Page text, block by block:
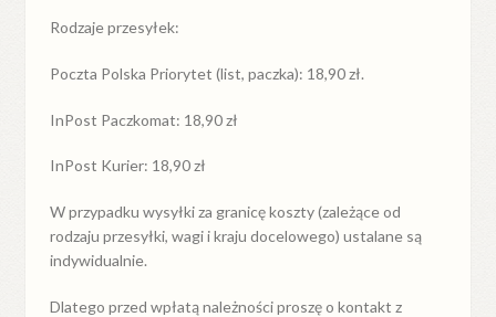
Rodzaje przesyłek:
Poczta Polska Priorytet (list, paczka): 18,90 zł.
InPost Paczkomat: 18,90 zł
InPost Kurier: 18,90 zł
W przypadkuwysyłkiza granicękoszty (zależące od
rodzaju przesyłki, wagi i kraju docelowego) ustalane są
indywidualnie.
Dlatego przed wpłatą należności proszę o kontakt z